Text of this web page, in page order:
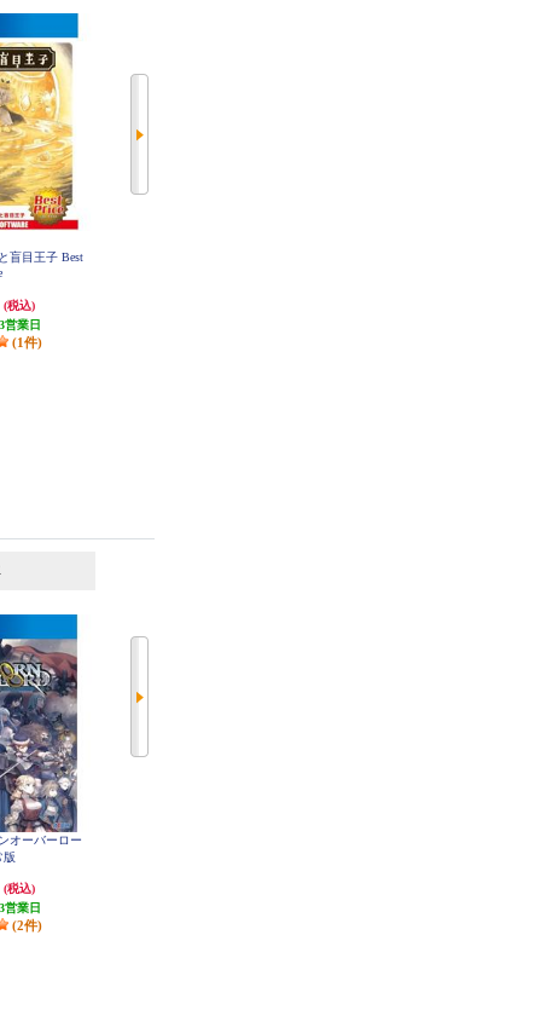
盲目王子 Best
(税込)
3営業日
(1件)
オーバーロー
版
(税込)
3営業日
(2件)